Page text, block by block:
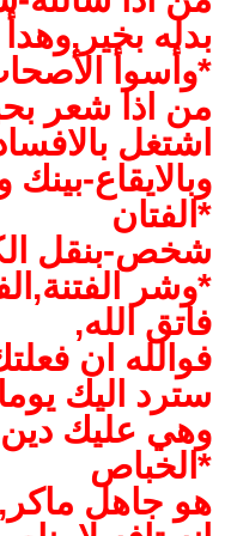
بدله
*وأسوأ
من اذا شعر
اشتغل
وبالايقاع-بينك
*الفتان
شخص-بنقل
*وشر
فاتق الله,
فوالله ان
سترد اليك يوما
وهي عليك دين
*الخباص
هو جاهل ماكر,